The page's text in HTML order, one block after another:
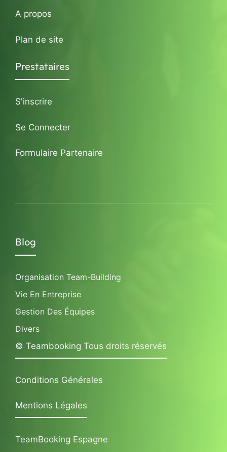
A propos
Plan de site
Prestataires
S'inscrire
Se Connecter
Formulaire Partenaire
Blog
Organisation Team-Building
Vie En Entreprise
Gestion Des Équipes
Divers
© Teambooking Tous droits réservés
Conditions Générales
Mentions Légales
TeamBooking Espagne